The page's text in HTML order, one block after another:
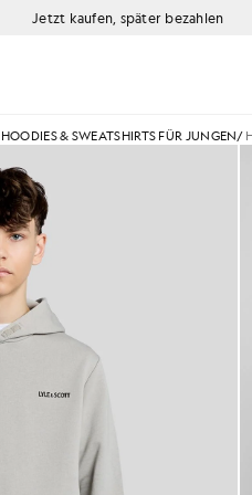
Jetzt kaufen, später bezahlen
HOODIES & SWEATSHIRTS FÜR JUNGEN/